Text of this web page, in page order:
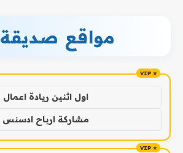
مواقع صديقة
اول اثنين ريادة اعمال
مشاركة ارباح ادسنس